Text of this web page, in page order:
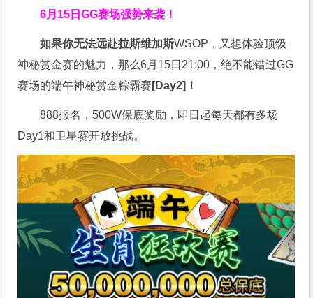
6月15日GG赛场强势来袭！
如果你无法远赴拉斯维加斯WSOP，又想体验顶级
神秘赏金赛的魅力，那么6月15日21:00，绝不能错过GG
赛场的端午神秘赏金粽霸赛 [Day2]！
888报名，500W保底奖励，即日起每天都有多场
Day1和卫星赛开放挑战。